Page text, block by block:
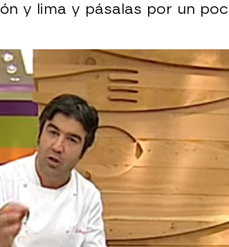
y lima y pásalas por un